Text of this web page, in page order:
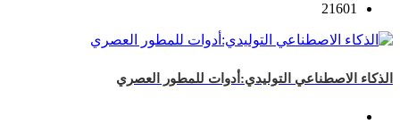
21601
الذكاء الاصطناعي التوليدي:أدوات للمطور العصري